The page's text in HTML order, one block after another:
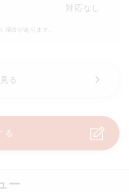
対応なし
場合があります。
る
る
ー